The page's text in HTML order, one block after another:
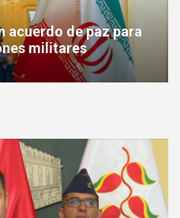
acuerdo de paz para
militares